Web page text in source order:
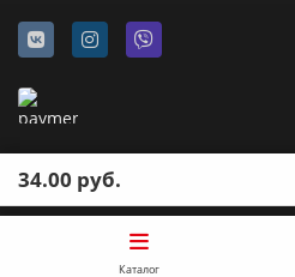
34.00 руб.
Каталог